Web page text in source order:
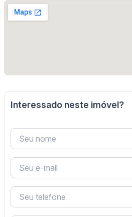
Interessado neste imóvel?